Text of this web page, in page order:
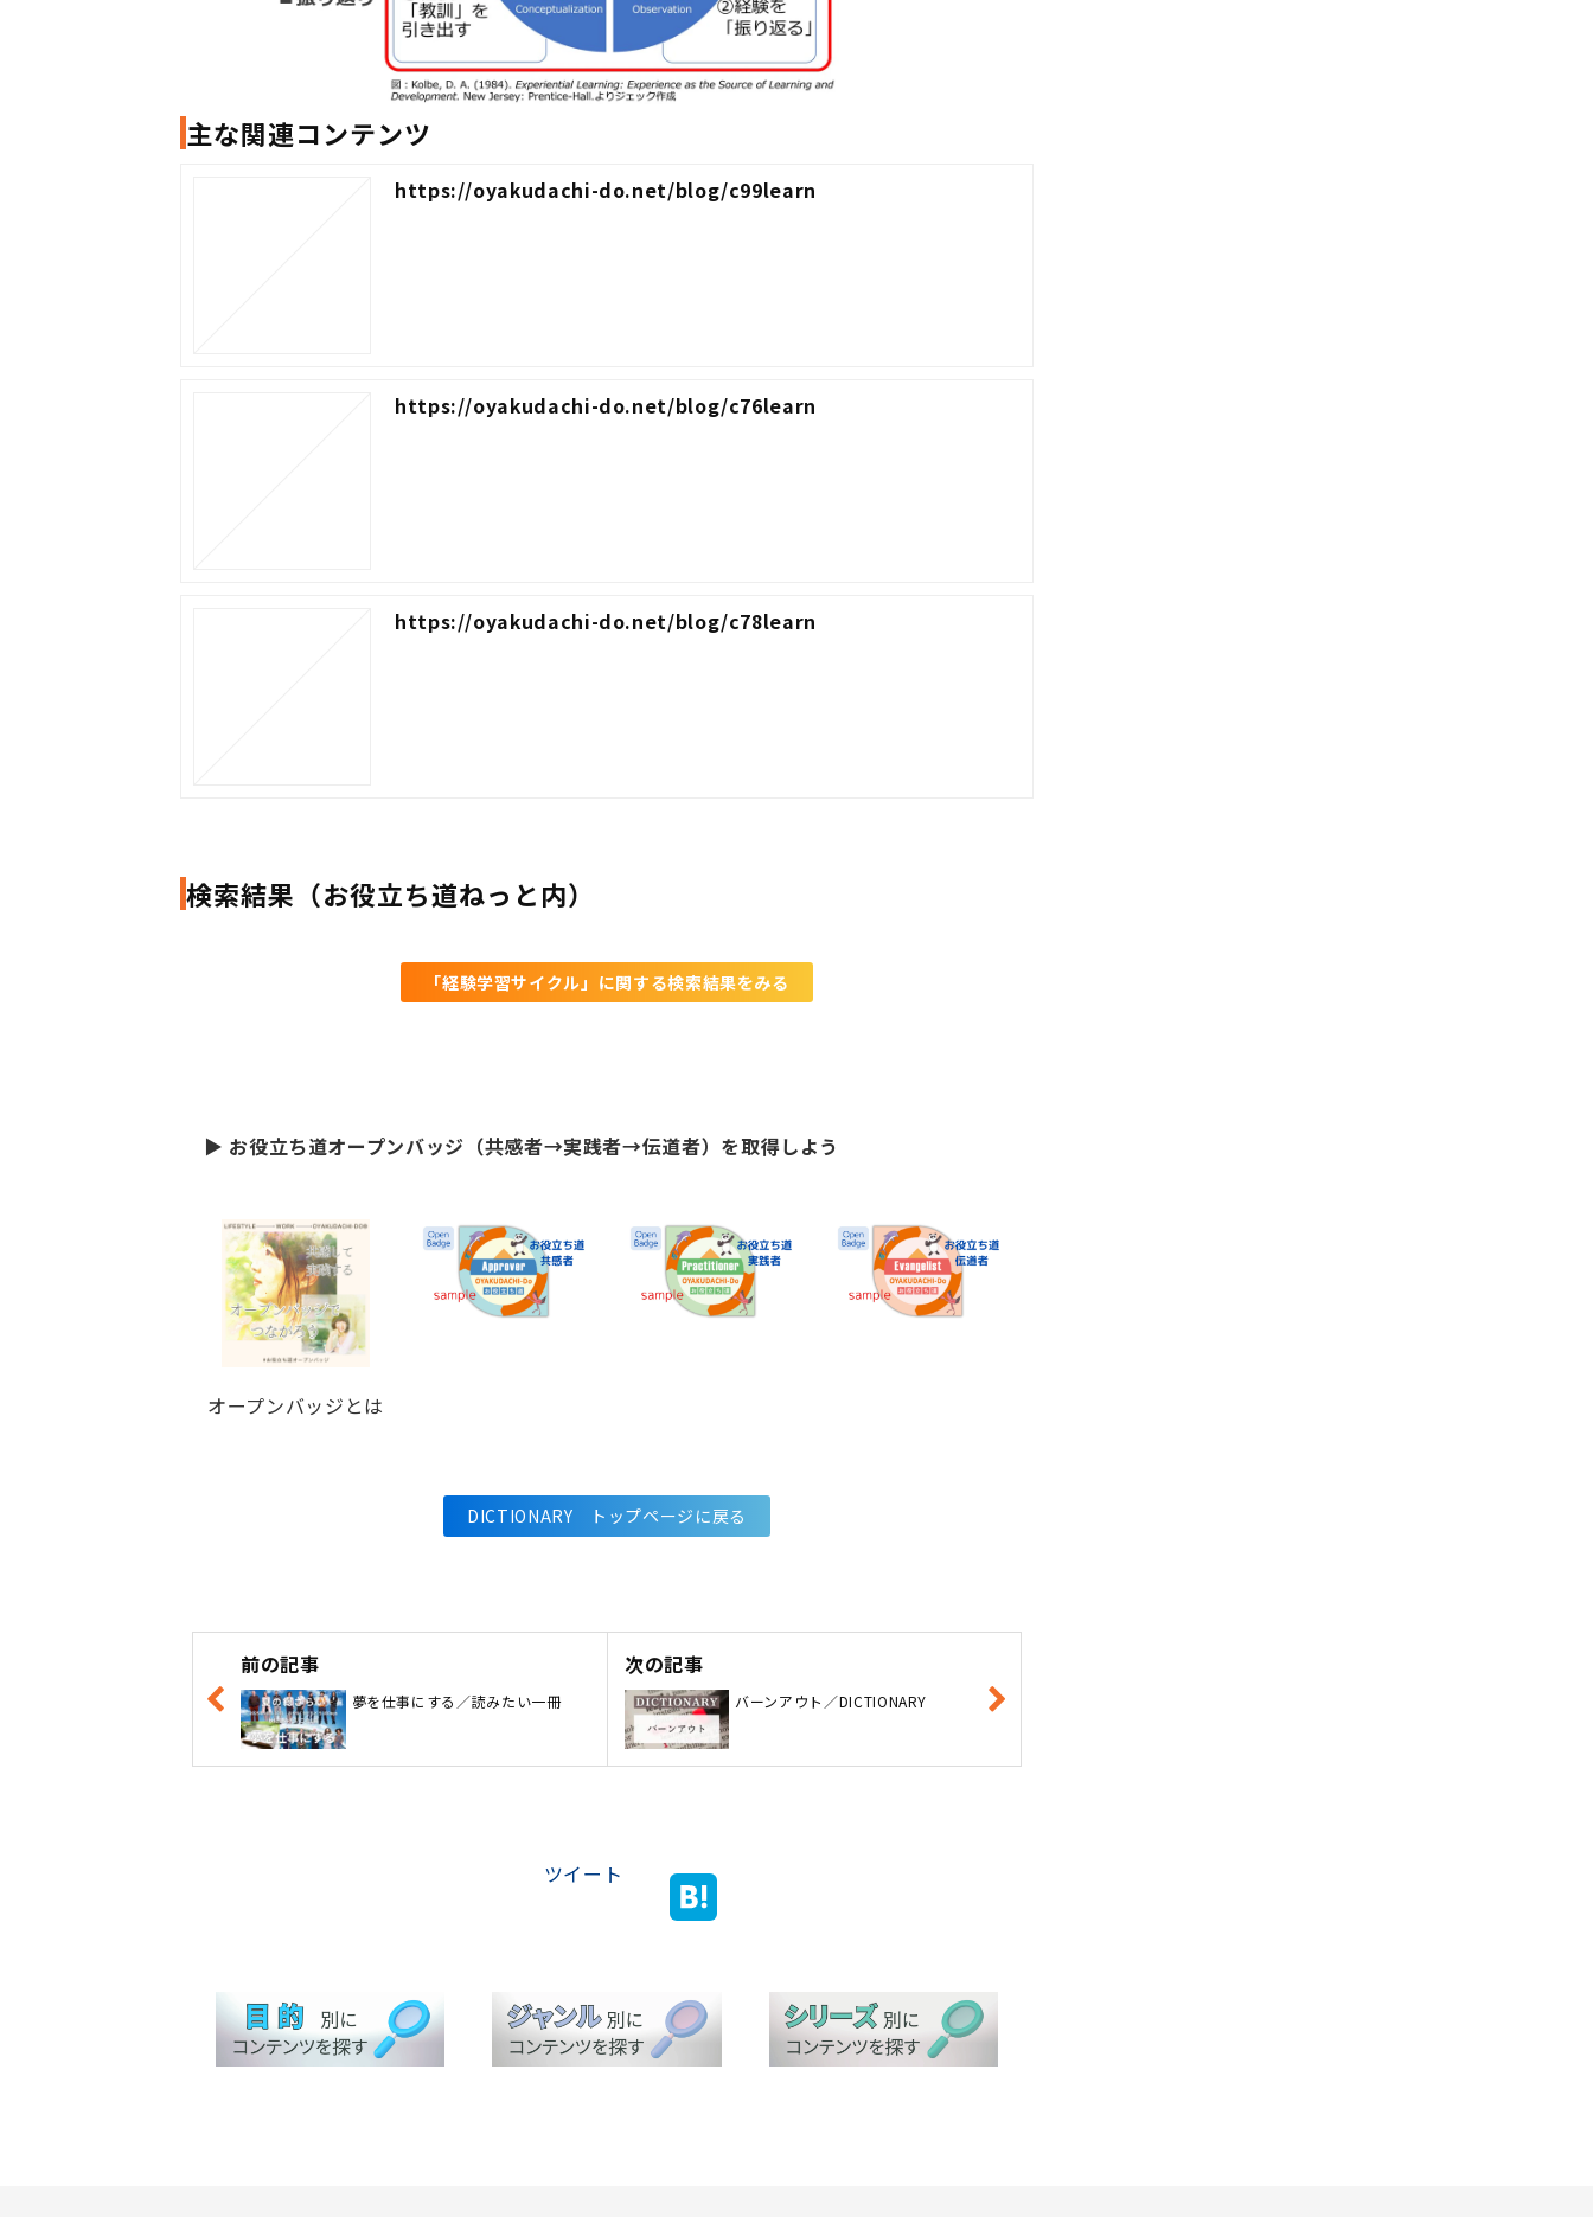
主な関連コンテンツ
https://oyakudachi-do.net/blog/c99learn
https://oyakudachi-do.net/blog/c76learn
https://oyakudachi-do.net/blog/c78learn
検索結果（お役立ち道ねっと内）
「経験学習サイクル」に関する検索結果をみる
▶ お役立ち道オープンバッジ（共感者→実践者→伝道者）を取得しよう
オープンバッジとは
DICTIONARY トップページに戻る
前の記事
夢を仕事にする／読みたい一冊
次の記事
バーンアウト／DICTIONARY
ツイート